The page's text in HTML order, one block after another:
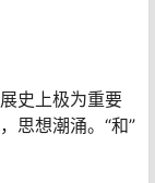
史上极为重要
思想潮涌。“和”